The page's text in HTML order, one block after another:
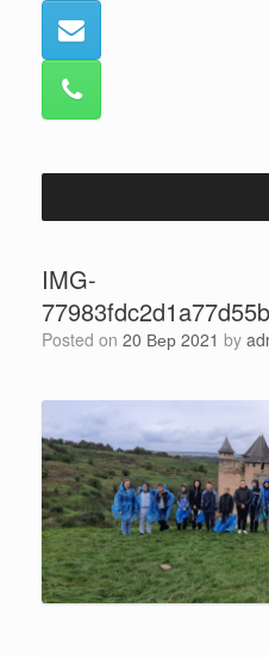
IMG-
Posted on 20 Вер 2021 by